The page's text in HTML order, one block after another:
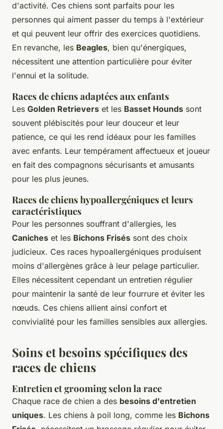
d'activité. Ces chiens sont parfaits pour les
personnes qui aiment passer du temps à l'extérieur
et qui peuvent leur offrir des exercices quotidiens.
En revanche, les Beagles, bien qu'énergiques,
nécessitent une attention particulière pour éviter
l'ennui et la solitude.
Races de chiens adaptées aux enfants
Les Golden Retrievers et les Basset Hounds sont
souvent plébiscités pour leur douceur et leur
patience, ce qui les rend idéaux pour les familles
avec enfants. Leur tempérament affectueux et joueur
en fait des compagnons sécurisants et amusants
pour les plus jeunes.
Races de chiens hypoallergéniques et leurs
caractéristiques
Pour les personnes souffrant d'allergies, les
Caniches et les Bichons Frisés sont des choix
judicieux. Ces races hypoallergéniques produisent
moins d'allergènes grâce à leur pelage particulier.
Elles nécessitent cependant un entretien régulier
pour maintenir la santé de leur fourrure et éviter les
nœuds. Ces chiens allient ainsi confort et
convivialité pour les familles sensibles aux allergies.
Soins et besoins spécifiques des
races de chiens
Entretien et grooming selon la race
Chaque race de chien a des besoins d'entretien
uniques. Les chiens à poil long, comme les Bichons